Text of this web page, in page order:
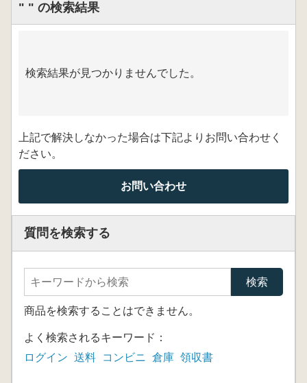
" " の検索結果
検索結果が見つかりませんでした。
上記で解決しなかった場合は下記よりお問い合わせく
ださい。
お問い合わせ
質問を検索する
商品を検索することはできません。
よく検索されるキーワード：
ログイン 送料 コンビニ 倉庫 領収書